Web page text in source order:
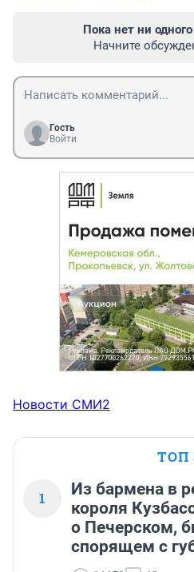
Пока нет ни
Начните
Гость
Войти
Новости СМИ2
ТОП
1
Из бармена в
короля
о Печерском,
спорящем с